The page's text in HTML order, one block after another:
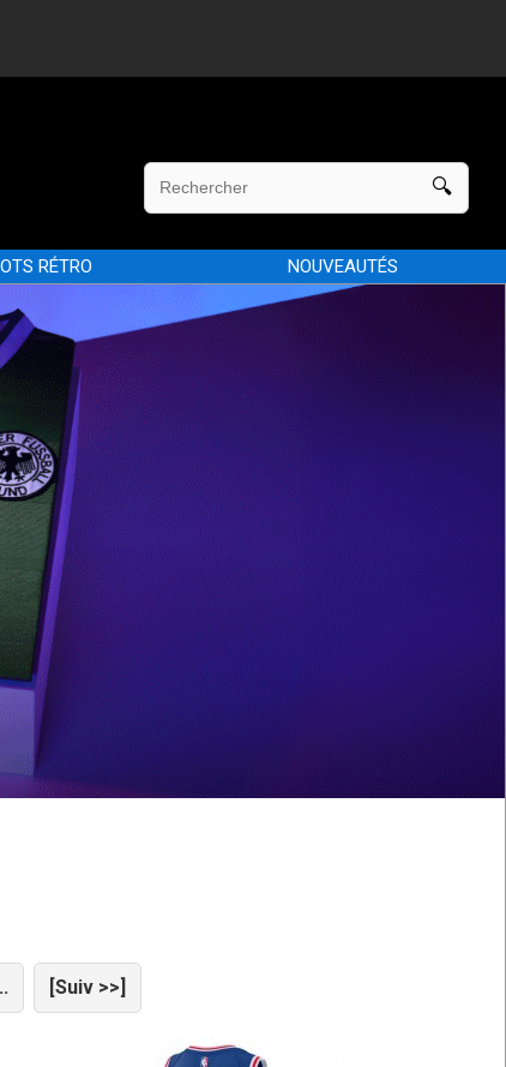
RÉTRO NOUVEAUTÉS
[Suiv >>]